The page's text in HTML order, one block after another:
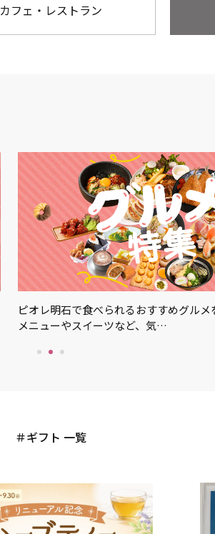
カフェ・レストラン
ピオレ明石で食べられるおすすめグル
メニューやスイーツなど、気…
ギフト 一覧